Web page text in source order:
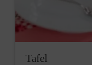
Ta­fel